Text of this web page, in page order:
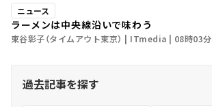
ニュース
ラーメンは中央線沿いで味わう
東谷彰子（タイムアウト東京） ITmedia 08時03分
過去記事を探す